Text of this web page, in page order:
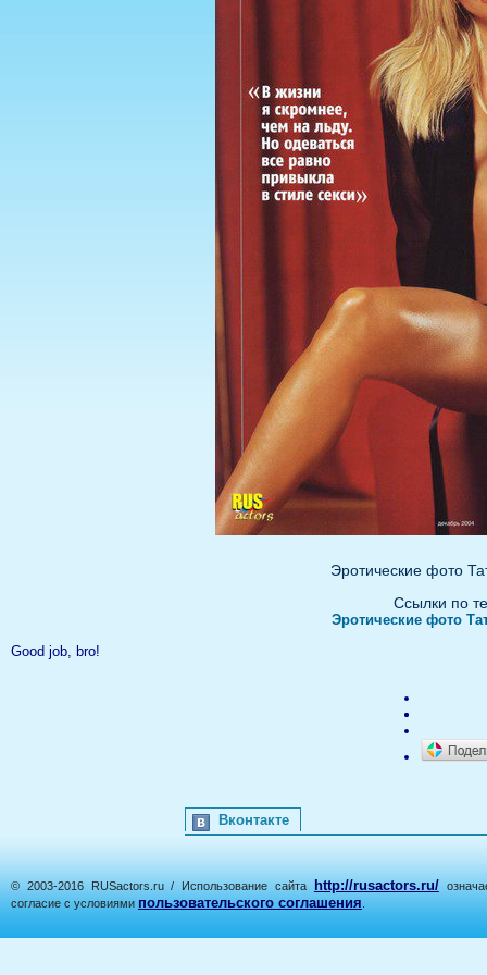
Эротические фото
Ссылки по
Эротические фото
Good job, bro!
Вконтакте
© 2003-2016 RUSactors.ru / Использование сайта http://rusactors.ru/
согласие с условиями пользовательского соглашения